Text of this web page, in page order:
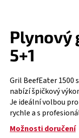
Plynový
5+1
Gril BeefEater 1500
nabízí špičkový
Je ideální volbou
rychle a s
Možnosti doručení
í
t
?